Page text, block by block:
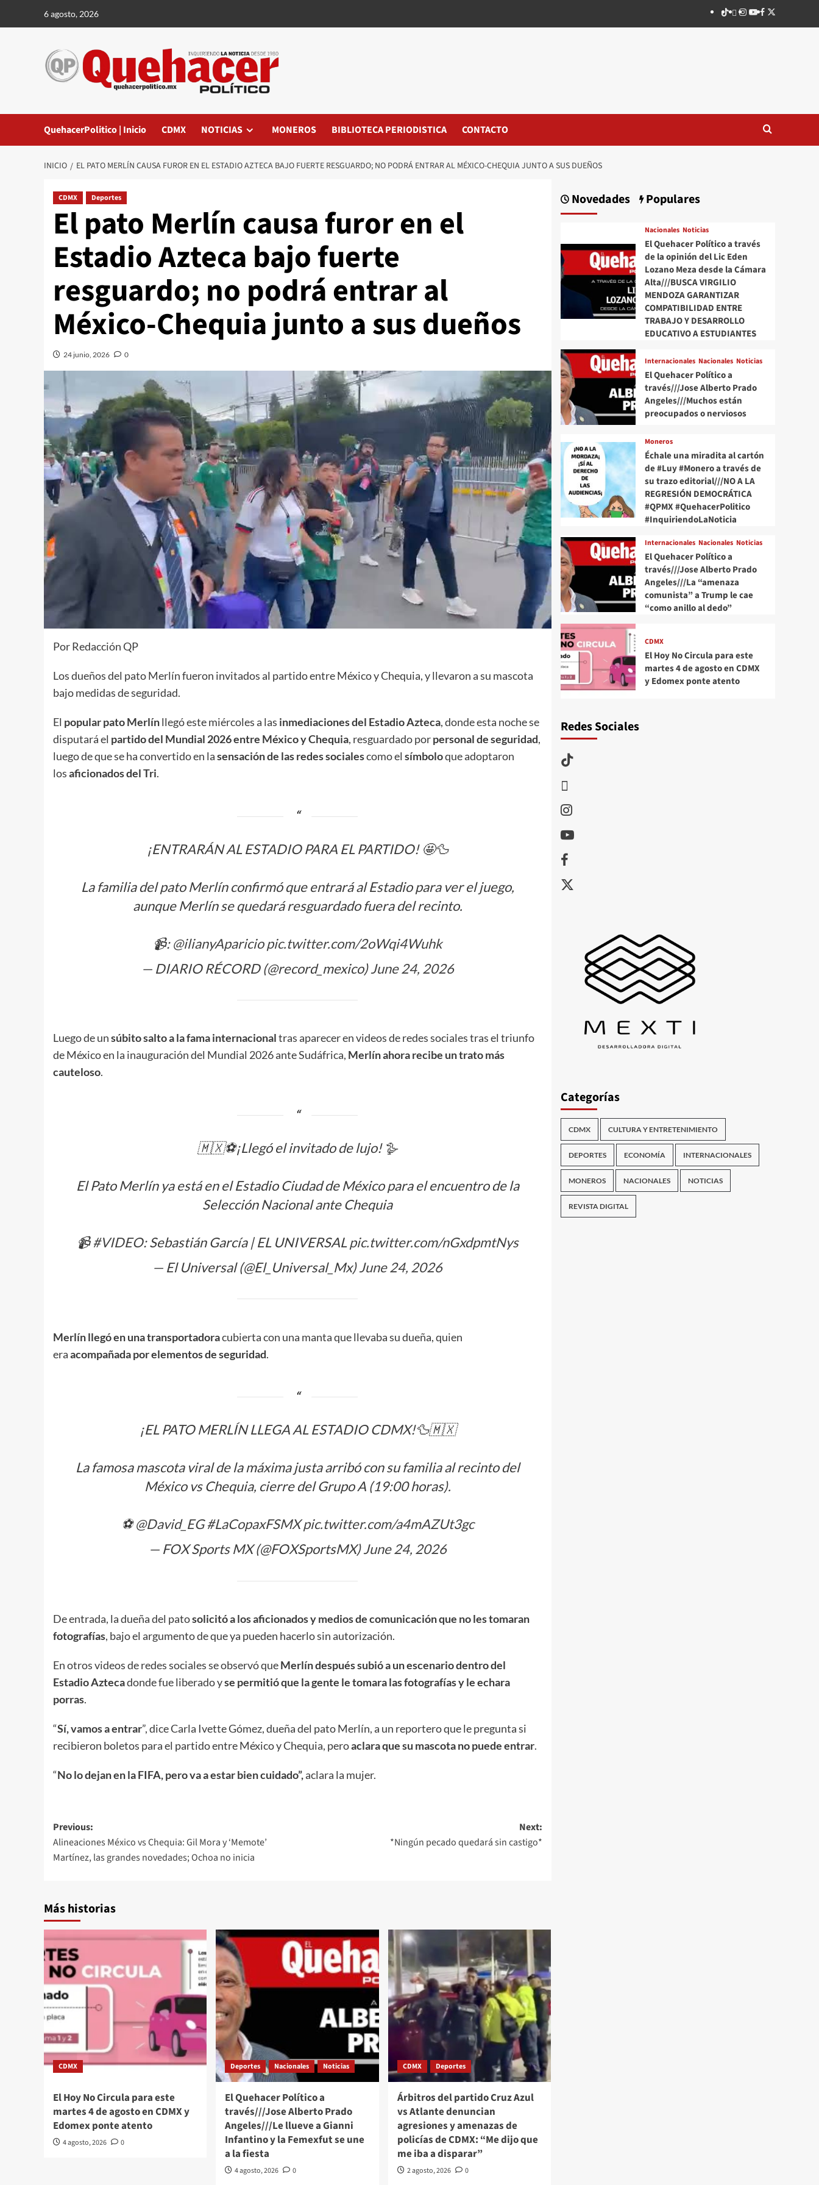
6 agosto, 2026 TikTok
threads
Instagram
Youtube
Facebook
X
QuehacerPolitico | Inicio CDMX NOTICIAS MONEROS BIBLIOTECA PERIODISTICA CONTACTO
INICIO EL PATO MERLÍN CAUSA FUROR EN EL ESTADIO AZTECA BAJO FUERTE RESGUARDO; NO PODRÁ ENTRAR AL MÉXICO-CHEQUIA JUNTO A SUS DUEÑOS
CDMX Deportes
El pato Merlín causa furor en el
Estadio Azteca bajo fuerte
resguardo; no podrá entrar al
México-Chequia junto a sus dueños
24 junio, 2026 0
Por Redacción QP
Los dueños del pato Merlín fueron invitados al partido entre México y Chequia, y llevaron a su mascota
bajo medidas de seguridad.
El popular pato Merlínllegó este miércoles a las inmediaciones del Estadio Azteca, donde esta noche se
disputará el partido del Mundial 2026 entre México y Chequia, resguardado porpersonal de seguridad,
luego de que se ha convertido en lasensación de las redes socialescomo el símboloque adoptaron
losaficionados del Tri.
¡ENTRARÁN AL ESTADIO PARA EL PARTIDO! 🤩🦆
La familia del pato Merlín confirmó que entrará al Estadio para ver el juego,
aunque Merlín se quedará resguardado fuera del recinto.
📹:@ilianyAparicio pic.twitter.com/2oWqi4Wuhk
— DIARIO RÉCORD (@record_mexico)June 24, 2026
Luego de unsúbito salto a la fama internacionaltras aparecer en videos de redes sociales tras el triunfo
de México en la inauguración del Mundial 2026 ante Sudáfrica, Merlín ahora recibe un trato más
cauteloso.
🇲🇽⚽¡Llegó el invitado de lujo! 🪿
El Pato Merlín ya está en el Estadio Ciudad de México para el encuentro de la
Selección Nacional ante Chequia
📹#VIDEO: Sebastián García | EL UNIVERSALpic.twitter.com/nGxdpmtNys
— El Universal (@El_Universal_Mx)June 24, 2026
Merlín llegó en una transportadoracubierta con una manta que llevaba su dueña, quien
eraacompañada por elementos de seguridad.
¡EL PATO MERLÍN LLEGA AL ESTADIO CDMX!🦆🇲🇽
La famosa mascota viral de la máxima justa arribó con su familia al recinto del
México vs Chequia, cierre del Grupo A (19:00 horas).
⚽@David_EG #LaCopaxFSMXpic.twitter.com/a4mAZUt3gc
— FOX Sports MX (@FOXSportsMX)June 24, 2026
De entrada, la dueña del patosolicitó a los aficionados y medios de comunicación que no les tomaran
fotografías, bajo el argumento de que ya pueden hacerlo sin autorización.
En otros videos de redes sociales se observó queMerlín después subió a un escenario dentro del
Estadio Aztecadonde fue liberado yse permitió que la gente le tomara las fotografías y le echara
porras.
“Sí, vamos a entrar”, dice Carla Ivette Gómez, dueña del pato Merlín, a un reportero que le pregunta si
recibieron boletos para el partido entre México y Chequia, peroaclara que su mascota no puede entrar.
“No lo dejan en la FIFA, pero va a estar bien cuidado”,aclara la mujer.
Post
navigation
Previous:
Alineaciones México vs Chequia: Gil Mora y ‘Memote’
Martínez, las grandes novedades; Ochoa no inicia
Next:
*Ningún pecado quedará sin castigo*
Más historias
CDMX
El Hoy No Circula para este
martes 4 de agosto en CDMX y
Edomex ponte atento
4 agosto, 2026 0
Deportes Nacionales Noticias
El Quehacer Político a
través///Jose Alberto Prado
Angeles///Le llueve a Gianni
Infantino y la Femexfut se une
a la fiesta
4 agosto, 2026 0
CDMX Deportes
Árbitros del partido Cruz Azul
vs Atlante denuncian
agresiones y amenazas de
policías de CDMX: “Me dijo que
me iba a disparar”
2 agosto, 2026 0
Novedades Populares
Nacionales Noticias
El Quehacer Político a través
de la opinión del Lic Eden
Lozano Meza desde la Cámara
Alta///BUSCA VIRGILIO
MENDOZA GARANTIZAR
COMPATIBILIDAD ENTRE
TRABAJO Y DESARROLLO
EDUCATIVO A ESTUDIANTES
Internacionales Nacionales Noticias
El Quehacer Político a
través///Jose Alberto Prado
Angeles///Muchos están
preocupados o nerviosos
Moneros
Échale una miradita al cartón
de #Luy #Monero a través de
su trazo editorial///NO A LA
REGRESIÓN DEMOCRÁTICA
#QPMX #QuehacerPolitico
#InquiriendoLaNoticia
Internacionales Nacionales Noticias
El Quehacer Político a
través///Jose Alberto Prado
Angeles///La “amenaza
comunista” a Trump le cae
“como anillo al dedo”
CDMX
El Hoy No Circula para este
martes 4 de agosto en CDMX
y Edomex ponte atento
Redes Sociales
TikTok
Instagram
Youtube
Facebook
X
Categorías
CDMX CULTURA Y ENTRETENIMIENTO
DEPORTES ECONOMÍA INTERNACIONALES
MONEROS NACIONALES NOTICIAS
REVISTA DIGITAL